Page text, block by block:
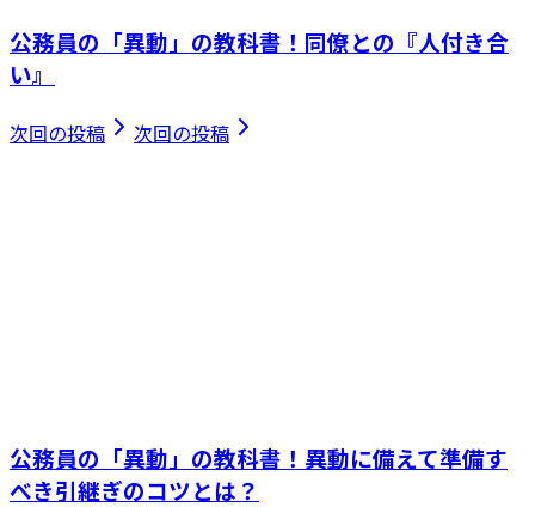
公務員の「異動」の教科書！同僚との『人付き合
い』
次回の投稿 次回の投稿
公務員の「異動」の教科書！異動に備えて準備す
べき引継ぎのコツとは？